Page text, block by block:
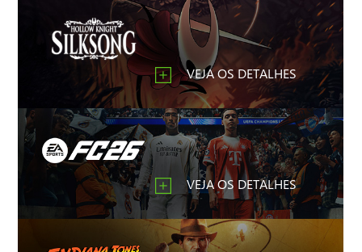
VEJA OS DETALHES
VEJA OS DETALHES